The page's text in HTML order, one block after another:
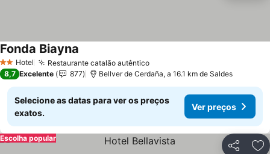
2 Estrelas
Hotel Restaurante catalão autêntico
Fonda Biayna
8,7 Excelente 877 Bellver de Cerdaña, a 16.1 km de Saldes
Selecione as datas para ver os preços
exatos.
Ver preços
Partilhar
Escolha popular